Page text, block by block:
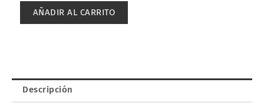
2x10mm
AÑADIR AL CARRITO
Descripción